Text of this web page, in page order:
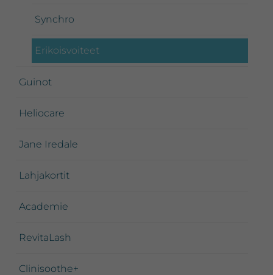
Synchro
Erikoisvoiteet
Guinot
Heliocare
Jane Iredale
Lahjakortit
Academie
RevitaLash
Clinisoothe+